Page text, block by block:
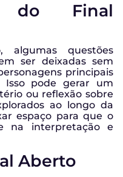
do Final
questões
ser deixadas sem
principais
Isso pode gerar um
ou reflexão sobre
ao longo da
espaço para que o
na interpretação e
Aberto